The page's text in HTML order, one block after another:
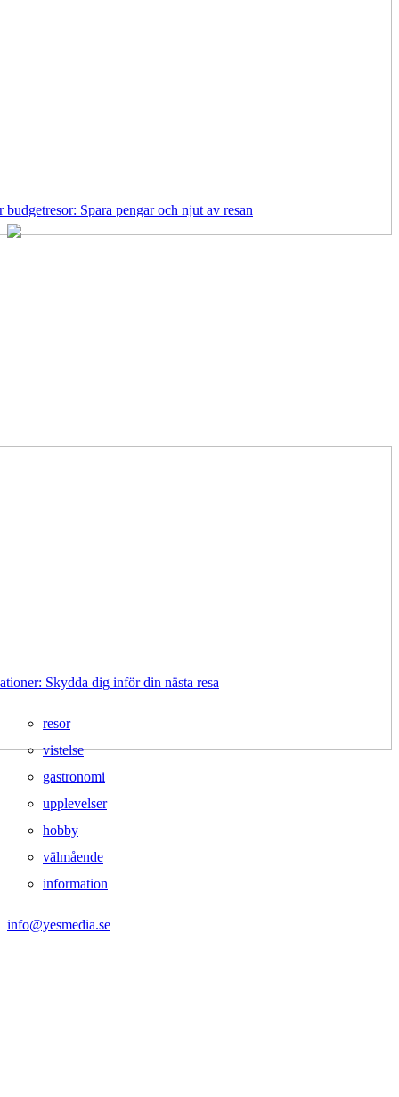
budgetresor: Spara pengar och njut av resan
Skydda dig inför din nästa resa
resor
vistelse
gastronomi
upplevelser
hobby
välmående
information
info@yesmedia.se